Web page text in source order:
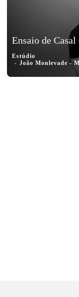
Estúdio
João Monlevade -